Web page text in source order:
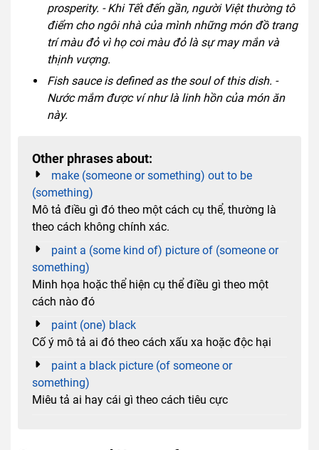
prosperity. - Khi Tết đến gần, người Việt thường tô
điểm cho ngôi nhà của mình những món đồ trang
trí màu đỏ vì họ coi màu đỏ là sự may mắn và
thịnh vượng.
Fish sauce is defined as the soul of this dish. -
Nước mắm được ví như là linh hồn của món ăn
này.
Other phrases about:
make (someone or something) out to be
(something)
Mô tả điều gì đó theo một cách cụ thể, thường là
theo cách không chính xác.
paint a (some kind of) picture of (someone or
something)
Minh họa hoặc thể hiện cụ thể điều gì theo một
cách nào đó
paint (one) black
Cố ý mô tả ai đó theo cách xấu xa hoặc độc hại
paint a black picture (of someone or
something)
Miêu tả ai hay cái gì theo cách tiêu cực